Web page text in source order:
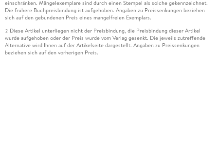
einschränken. Mängelexemplare sind durch einen Stempel als solche gekennzeichnet.
Die frühere Buchpreisbindung ist aufgehoben. Angaben zu Preissenkungen beziehen
sich auf den gebundenen Preis eines mangelfreien Exemplars.
2 Diese Artikel unterliegen nicht der Preisbindung, die Preisbindung dieser Artikel
wurde aufgehoben oder der Preis wurde vom Verlag gesenkt. Die jeweils zutreffende
Alternative wird Ihnen auf der Artikelseite dargestellt. Angaben zu Preissenkungen
beziehen sich auf den vorherigen Preis.